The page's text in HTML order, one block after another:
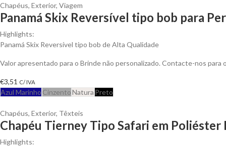
Chapéus, Exterior, Viagem
Panamá Skix Reversível tipo bob para
Highlights:
Panamá Skix Reversível tipo bob de Alta Qualidade
Valor apresentado para o Brinde não personalizado. Contacte-nos
€3,51 C/ IVA
Azul Marinho CinzentoNatura Preto
Chapéus, Exterior, Têxteis
Chapéu Tierney Tipo Safari em
Highlights: